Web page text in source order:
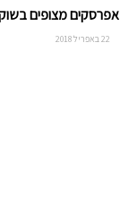
אפרסקים מצופים
22 באפריל 2018